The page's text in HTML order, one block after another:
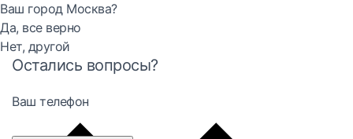
Ваш город Москва?
Да, все верно
Нет, другой
Остались вопросы?
Ваш телефон